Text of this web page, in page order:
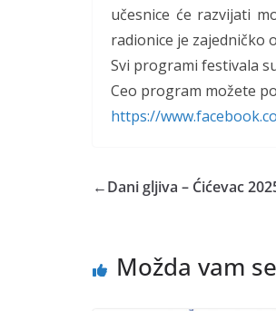
učesnice će razvijati
radionice je zajedničko
Svi programi festivala
Ceo program možete
https://
←Dani gljiva – Ćićevac
Možda vam